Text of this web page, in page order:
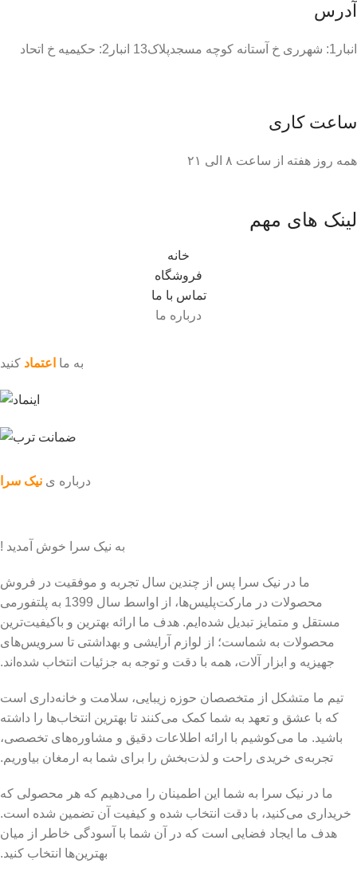
آدرس
انبار1: شهرری خ آستانه کوچه مسجدپلاک13 انبار2: حکیمیه خ اتحاد
ساعت کاری
همه روز هفته از ساعت ٨ الی ۲۱
لینک های مهم
خانه
فروشگاه
تماس با ما
درباره ما
درباره ی نیک سرا
به نیک سرا خوش آمدید !
ما در نیک سرا پس از چندین سال تجربه و موفقیت در فروش
محصولات در مارکت‌پلیس‌ها، از اواسط سال 1399 به پلتفورمی
مستقل و متمایز تبدیل شده‌ایم. هدف ما ارائه بهترین و باکیفیت‌ترین
محصولات به شماست؛ از لوازم آرایشی و بهداشتی تا سرویس‌های
جهیزیه و ابزار آلات، همه با دقت و توجه به جزئیات انتخاب شده‌اند.
تیم ما متشکل از متخصصان حوزه زیبایی، سلامت و خانه‌داری است
که با عشق و تعهد به شما کمک می‌کنند تا بهترین انتخاب‌ها را داشته
باشید. ما می‌کوشیم با ارائه اطلاعات دقیق و مشاوره‌های تخصصی،
تجربه‌ی خریدی راحت و لذت‌بخش را برای شما به ارمغان بیاوریم.
ما در نیک سرا به شما این اطمینان را می‌دهیم که هر محصولی که
خریداری می‌کنید، با دقت انتخاب شده و کیفیت آن تضمین شده است.
هدف ما ایجاد فضایی است که در آن شما با آسودگی خاطر از میان
بهترین‌ها انتخاب کنید.
به ما اعتماد کنید